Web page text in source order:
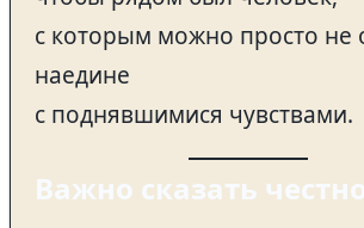
с которым можно просто не
наедине
с поднявшимися чувствами.
Важно сказать